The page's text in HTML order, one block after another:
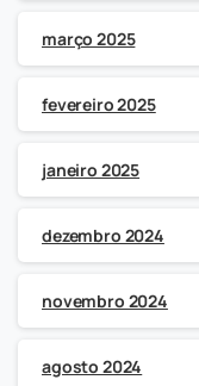
março 2025
fevereiro 2025
janeiro 2025
dezembro 2024
novembro 2024
agosto 2024